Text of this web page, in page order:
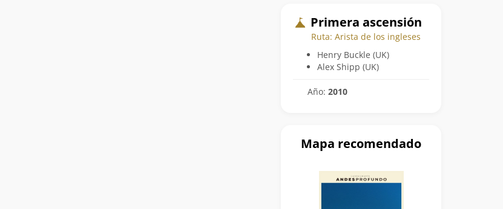
Primera ascensión
Ruta: Arista de los ingleses
Henry Buckle (UK)
Alex Shipp (UK)
Año: 2010
Mapa recomendado